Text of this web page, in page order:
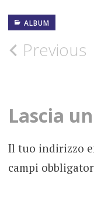
ALBUM
16
APRILE
FOTOGRAFIE
Post
Previous
Lascia
Il tuo indirizzo
campi